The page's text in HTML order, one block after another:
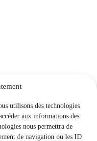
utilisons des technologies
aux informations des
nous permettra de
de navigation ou les ID